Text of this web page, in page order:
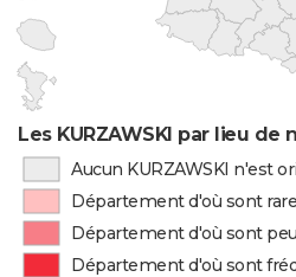
Les KURZAWSKI par lieu de
Aucun KURZAWSKI n'est
Département d'où sont
Département d'où sont
Département d'où sont